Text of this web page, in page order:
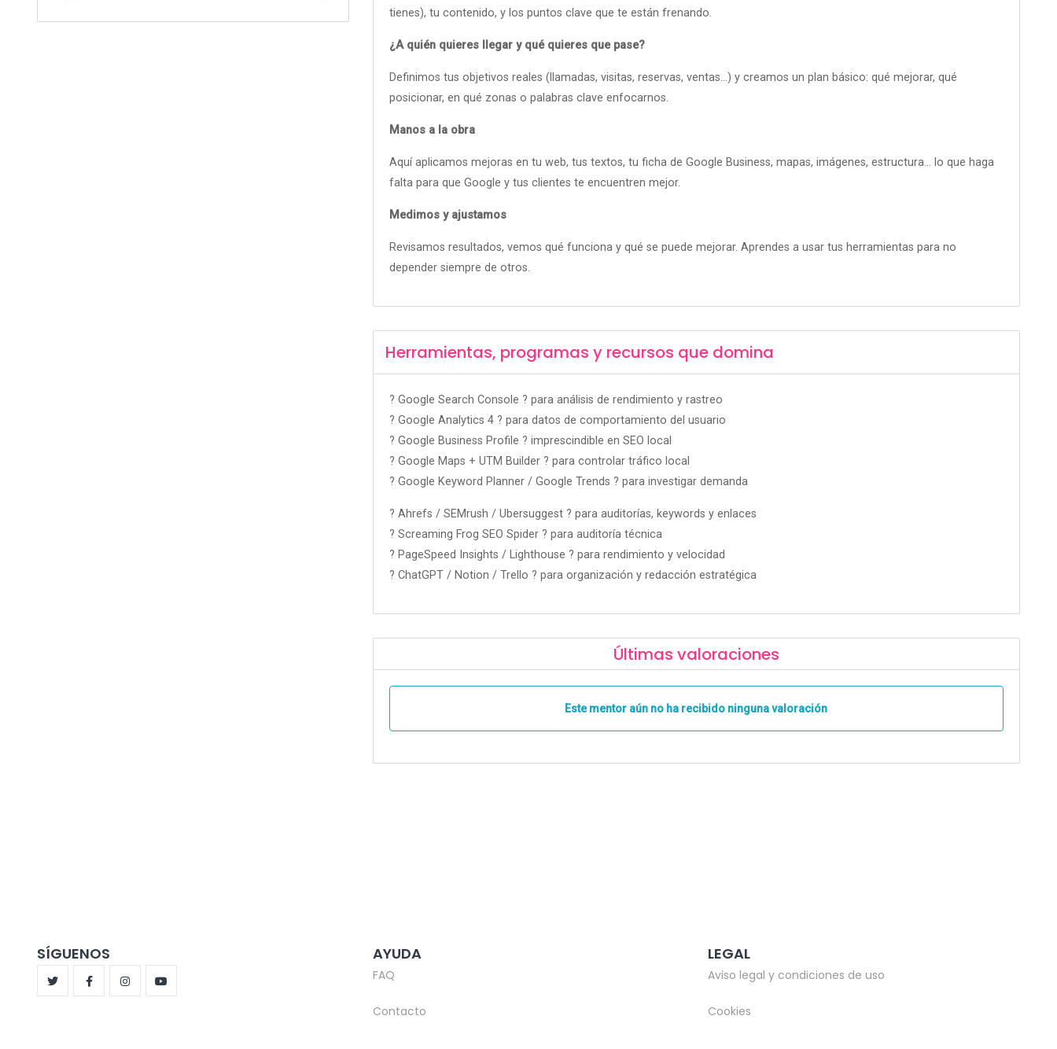
tienes), tu contenido, y los puntos clave que te están frenando.
¿A quién quieres llegar y qué quieres que pase?
Definimos tus objetivos reales (llamadas, visitas, reservas, ventas…) y creamos un plan básico: qué mejorar, qué
posicionar, en qué zonas o palabras clave enfocarnos.
Manos a la obra
Aquí aplicamos mejoras en tu web, tus textos, tu ficha de Google Business, mapas, imágenes, estructura… lo que haga
falta para que Google y tus clientes te encuentren mejor.
Medimos y ajustamos
Revisamos resultados, vemos qué funciona y qué se puede mejorar. Aprendes a usar tus herramientas para no
depender siempre de otros.
Herramientas, programas y recursos que domina
? Google Search Console ? para análisis de rendimiento y rastreo
? Google Analytics 4 ? para datos de comportamiento del usuario
? Google Business Profile ? imprescindible en SEO local
? Google Maps + UTM Builder ? para controlar tráfico local
? Google Keyword Planner / Google Trends ? para investigar demanda
? Ahrefs / SEMrush / Ubersuggest ? para auditorías, keywords y enlaces
? Screaming Frog SEO Spider ? para auditoría técnica
? PageSpeed Insights / Lighthouse ? para rendimiento y velocidad
? ChatGPT / Notion / Trello ? para organización y redacción estratégica
Últimas valoraciones
Este mentor aún no ha recibido ninguna valoración
SÍGUENOS AYUDA
FAQ
Contacto
LEGAL
Aviso legal y condiciones de uso
Cookies